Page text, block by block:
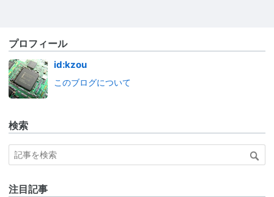
プロフィール
id:kzou
このブログについて
検索
注目記事